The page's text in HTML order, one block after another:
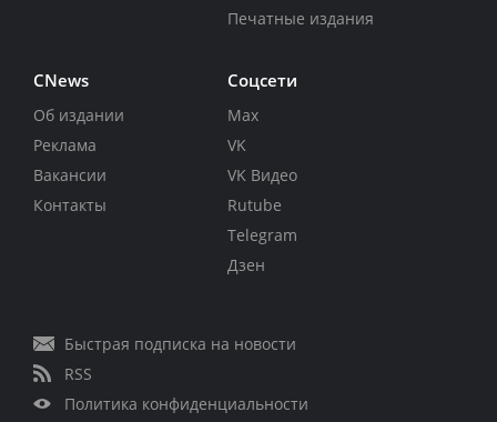
Печатные издания
CNews
Об издании
Реклама
Вакансии
Контакты
Соцсети
Max
VK
VK Видео
Rutube
Telegram
Дзен
Быстрая подписка на новости
RSS
Политика конфиденциальности